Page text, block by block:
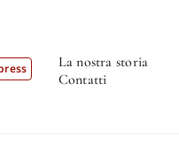
La nostra storia
Contatti